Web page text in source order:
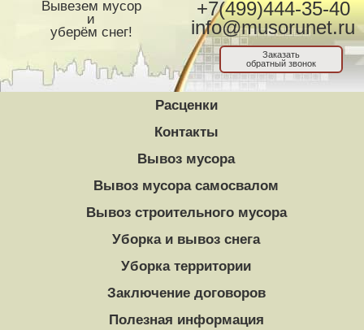
Вывезем мусор
и
уберём снег!
+7(499)444-35-40
info@musorunet.ru
Заказать
обратный звонок
Расценки
Контакты
Вывоз мусора
Вывоз мусора самосвалом
Вывоз строительного мусора
Уборка и вывоз снега
Уборка территории
Заключение договоров
Полезная информация